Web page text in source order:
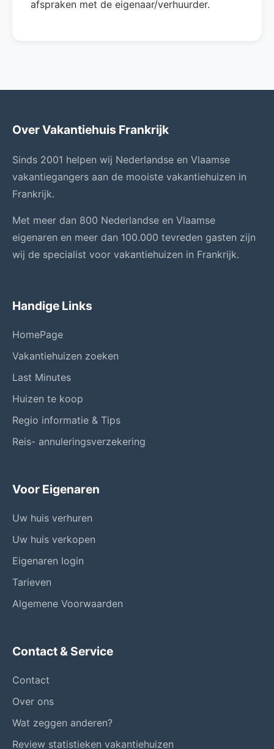
afspraken met de eigenaar/verhuurder.
Over Vakantiehuis Frankrijk
Sinds 2001 helpen wij Nederlandse en Vlaamse
vakantiegangers aan de mooiste vakantiehuizen in
Frankrijk.
Met meer dan 800 Nederlandse en Vlaamse
eigenaren en meer dan 100.000 tevreden gasten zijn
wij de specialist voor vakantiehuizen in Frankrijk.
Handige Links
HomePage
Vakantiehuizen zoeken
Last Minutes
Huizen te koop
Regio informatie & Tips
Reis- annuleringsverzekering
Voor Eigenaren
Uw huis verhuren
Uw huis verkopen
Eigenaren login
Tarieven
Algemene Voorwaarden
Contact & Service
Contact
Over ons
Wat zeggen anderen?
Review statistieken vakantiehuizen